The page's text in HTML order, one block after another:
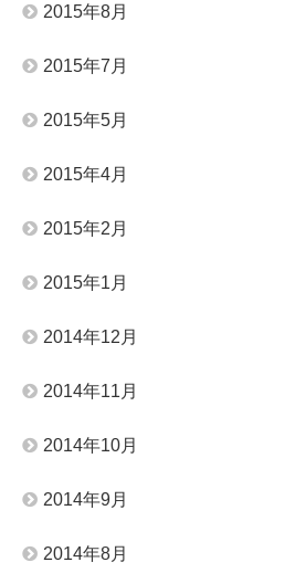
2015年8月
2015年7月
2015年5月
2015年4月
2015年2月
2015年1月
2014年12月
2014年11月
2014年10月
2014年9月
2014年8月